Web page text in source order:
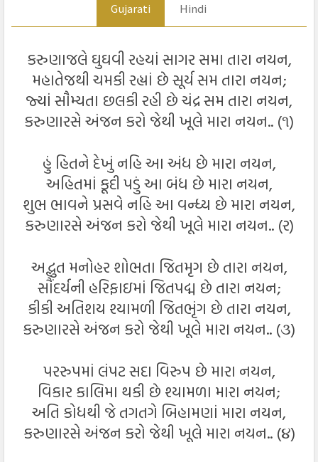
Gujarati Hindi
કરુણાજલે ઘુઘવી રહયાં સાગર સમા તારા નયન,
મહાતેજથી ચમકી રહ્યાં છે સૂર્ય સમ તારા નયન;
જ્યાં સૌમ્યતા છલકી રહી છે ચંદ્ર સમ તારા નયન,
કરુણારસે અંજન કરો જેથી ખૂલે મારા નયન.. (૧)
હું હિતને દેખું નહિ આ અંધ છે મારા નયન,
અહિતમાં કૂદી પડું આ બંધ છે મારા નયન,
શુભ ભાવને પ્રસવે નહિ આ વન્ધ્ય છે મારા નયન,
કરુણારસે અંજન કરો જેથી ખૂલે મારા નયન.. (ર)
અદ્ભુત મનોહર શોભતા જિતમૃગ છે તારા નયન,
સૌંદર્યની હરિફાઇમાં જિતપદ્મ છે તારા નયન;
કીકી અતિશય શ્યામળી જિતભૃંગ છે તારા નયન,
કરુણારસે અંજન કરો જેથી ખૂલે મારા નયન.. (૩)
પરરુપમાં લંપટ સદા વિરુપ છે મારા નયન,
વિકાર કાલિમા થકી છે શ્યામળા મારા નયન;
અતિ કોધથી જે તગતગે બિહામણાં મારા નયન,
કરુણારસે અંજન કરો જેથી ખૂલે મારા નયન.. (૪)